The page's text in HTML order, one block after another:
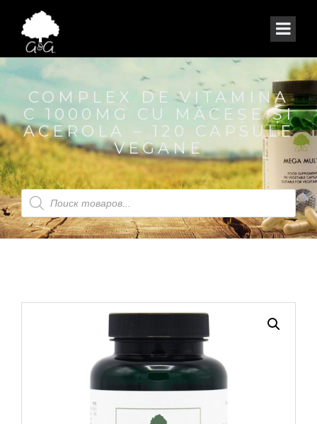
COMPLEX DE VITAMINA
C 1000MG CU MĂCEȘE ȘI
ACEROLA – 120 CAPSULE
VEGANE
Products
search